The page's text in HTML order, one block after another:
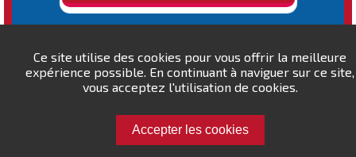
Ce site utilise des cookies pour vous offrir la meilleure
expérience possible. En continuant à naviguer sur ce site,
vous acceptez l'utilisation de cookies.
Accepter les cookies